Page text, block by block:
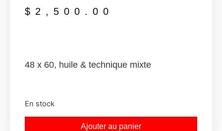
$ 2,500.00
48 x 60, huile & technique mixte
En stock
Ajouter au panier